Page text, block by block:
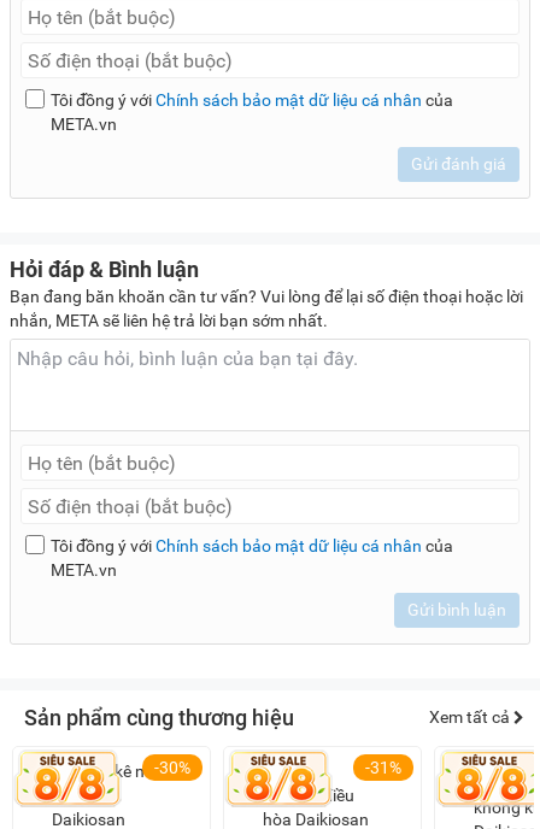
Tôi đồng ý vớiChính sách bảo mật dữ liệu cá nhân của
META.vn
Gửi đánh giá
Hỏi đáp & Bình luận
Bạn đang băn khoăn cần tư vấn? Vui lòng để lại số điện thoại hoặc lời
nhắn, META sẽ liên hệ trả lời bạn sớm nhất.
Tôi đồng ý vớiChính sách bảo mật dữ liệu cá nhân của
META.vn
Gửi bình luận
Sản phẩm cùng thương hiệu Xem tất cả
-30% -31%